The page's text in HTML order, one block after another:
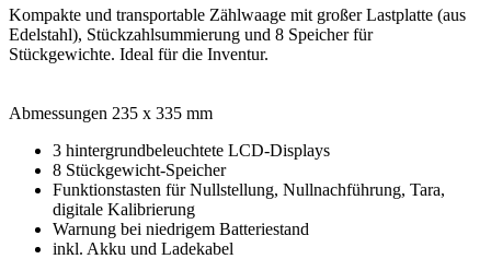
Kompakte und transportable Zählwaage mit großer Lastplatte (aus
Edelstahl), Stückzahlsummierung und 8 Speicher für
Stückgewichte. Ideal für die Inventur.
Abmessungen 235 x 335 mm
3 hintergrundbeleuchtete LCD-Displays
8 Stückgewicht-Speicher
Funktionstasten für Nullstellung, Nullnachführung, Tara,
digitale Kalibrierung
Warnung bei niedrigem Batteriestand
inkl. Akku und Ladekabel